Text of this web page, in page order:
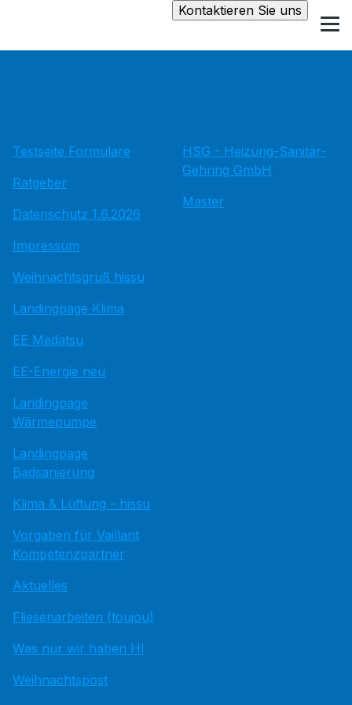
Kontaktieren Sie uns
Testseite Formulare
Ratgeber
Datenschutz 1.6.2026
Impressum
Weihnachtsgruß hissu
Landingpage Klima
EE Medatsu
EE-Energie neu
Landingpage
Wärmepumpe
Landingpage
Badsanierung
Klima & Lüftung - hissu
Vorgaben für Vaillant
Kompetenzpartner
Aktuelles
Fliesenarbeiten (toujou)
Was nur wir haben HI
Weihnachtspost
HSG - Heizung-Sanitär-
Gehring GmbH
Master